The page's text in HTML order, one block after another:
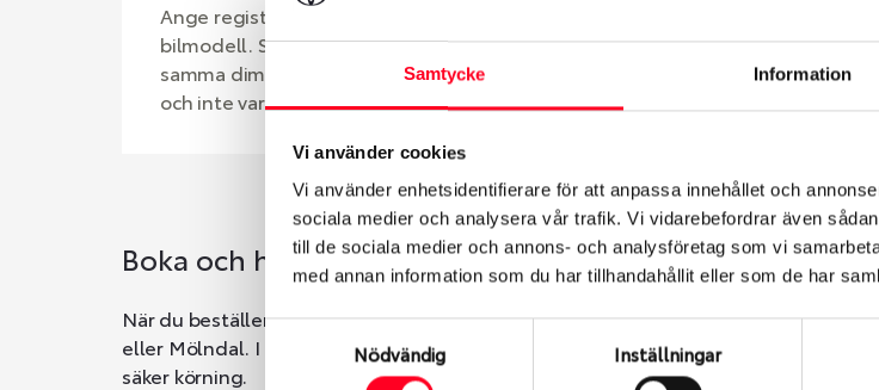
Samtycke Information
Vi använder cookies
Vi använder enhetsidentifierare för att anpassa innehållet och
sociala medier och analysera vår trafik. Vi vidarebefordrar även
till de sociala medier och annons- och analysföretag som vi
med annan information som du har tillhandahållit eller som de har
Samtyckesval
Nödvändig Inställningar
Ange registreringsnummer för att se om den fälg du valt passar din
bilmodell. Se till att kolla en extra gång så att däck och fälg har
samma dimensioner. Ibland kan fälgen ha bytts ut under årens lopp
och inte vara samma dimension som bilen hade ut från fabrik.
Boka och hämta hos Däckspecialen
När du beställer dina nya däck eller fälgar hos oss levereras de direkt till någon
eller Mölndal. I beställningen anger du datum och tid för upphämtning eller
säker körning.